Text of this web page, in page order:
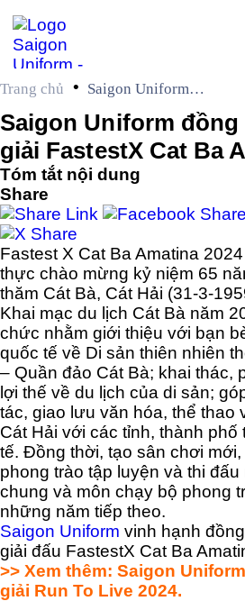
Trang chủ • Saigon Uniform
đồng hành cùng giải
FastestX Cat Ba
Amatina 2024
Saigon Uniform
giải FastestX Cat Ba
Tóm tắt nội dung
Share
Fastest X Cat Ba Amatina
thực chào mừng kỷ niệm 65
thăm Cát Bà, Cát Hải (31-3-
Khai mạc du lịch Cát Bà năm
chức nhằm giới thiệu với bạn
quốc tế về Di sản thiên nhiên
– Quần đảo Cát Bà; khai thác,
lợi thế về du lịch của di sản;
tác, giao lưu văn hóa, thể thao
Cát Hải với các tỉnh, thành
tế. Đồng thời, tạo sân chơi mới,
phong trào tập luyện và thi
chung và môn chạy bộ phong
những năm tiếp theo.
Saigon Uniform vinh hạnh
giải đấu FastestX Cat Ba
>> Xem thêm: Saigon
giải Run To Live 2024.